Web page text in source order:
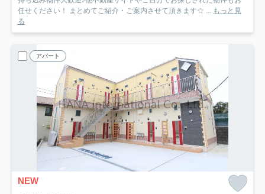
任せください！ まとめてご紹介・ご案内させて頂きます☆ ... もっと見
る
アパート
NEW